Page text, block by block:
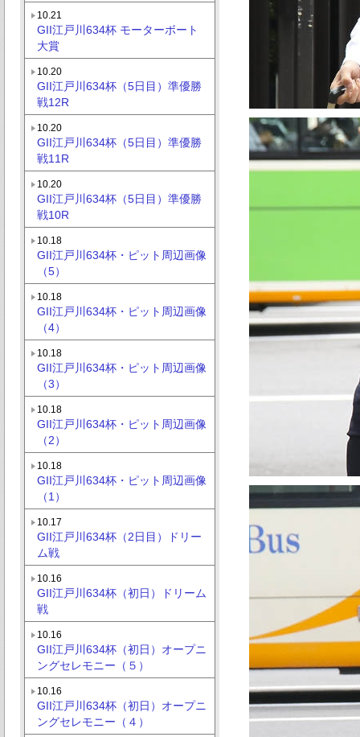
10.21
GII江戸川634杯 モーターボート
大賞
10.20
GII江戸川634杯（5日目）準優勝
戦12R
10.20
GII江戸川634杯（5日目）準優勝
戦11R
10.20
GII江戸川634杯（5日目）準優勝
戦10R
10.18
GII江戸川634杯・ピット周辺画像
（5）
10.18
GII江戸川634杯・ピット周辺画像
（4）
10.18
GII江戸川634杯・ピット周辺画像
（3）
10.18
GII江戸川634杯・ピット周辺画像
（2）
10.18
GII江戸川634杯・ピット周辺画像
（1）
10.17
GII江戸川634杯（2日目）ドリー
ム戦
10.16
GII江戸川634杯（初日）ドリーム
戦
10.16
GII江戸川634杯（初日）オープニ
ングセレモニー（５）
10.16
GII江戸川634杯（初日）オープニ
ングセレモニー（４）